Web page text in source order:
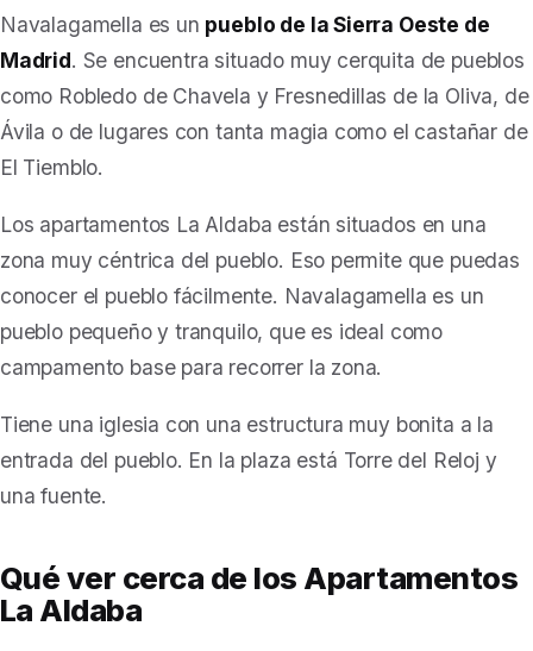
Navalagamella es un pueblo de la Sierra Oeste de
Madrid. Se encuentra situado muy cerquita de pueblos
como Robledo de Chavela y Fresnedillas de la Oliva, de
Ávila o de lugares con tanta magia como el castañar de
El Tiemblo.
Los apartamentos La Aldaba están situados en una
zona muy céntrica del pueblo. Eso permite que puedas
conocer el pueblo fácilmente. Navalagamella es un
pueblo pequeño y tranquilo, que es ideal como
campamento base para recorrer la zona.
Tiene una iglesia con una estructura muy bonita a la
entrada del pueblo. En la plaza está Torre del Reloj y
una fuente.
Qué ver cerca de los Apartamentos
La Aldaba